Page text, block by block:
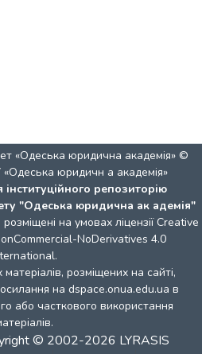
«Одеська юридична академія» ©
«Одеська юридичн а академія»
репозиторію
"Одеська юридична ак адемія"
на умовах ліцензії Creative
NoDerivatives 4.0
.
розміщених на сайті,
на dspace.onua.edu.ua в
або часткового використання
© 2002-2026 LYRASIS